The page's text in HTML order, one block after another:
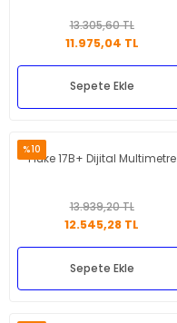
13.305,60 TL
11.975,04 TL
Sepete Ekle
%10
Fluke 17B+ Dijital Multimetre
13.939,20 TL
12.545,28 TL
Sepete Ekle